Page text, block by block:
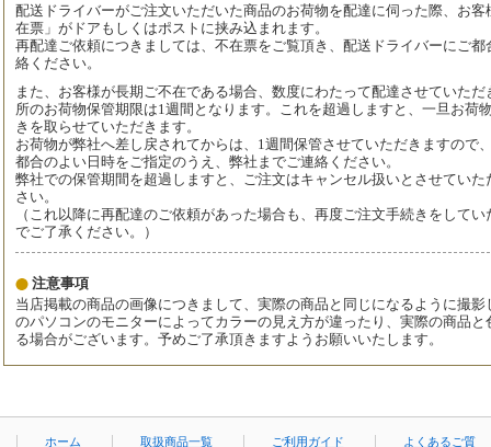
配送ドライバーがご注文いただいた商品のお荷物を配達に伺った際、お
在票」がドアもしくはポストに挟み込まれます。
再配達ご依頼につきましては、不在票をご覧頂き、配送ドライバーにご
絡ください。
また、お客様が長期ご不在である場合、数度にわたって配達させていた
所のお荷物保管期限は1週間となります。これを超過しますと、一旦お荷
きを取らせていただきます。
お荷物が弊社へ差し戻されてからは、1週間保管させていただきますので
都合のよい日時をご指定のうえ、弊社までご連絡ください。
弊社での保管期間を超過しますと、ご注文はキャンセル扱いとさせてい
さい。
（これ以降に再配達のご依頼があった場合も、再度ご注文手続きをして
でご了承ください。）
注意事項
当店掲載の商品の画像につきまして、実際の商品と同じになるように撮
のパソコンのモニターによってカラーの見え方が違ったり、実際の商品
る場合がございます。予めご了承頂きますようお願いいたします。
ホーム 取扱商品一覧 ご利用ガイド
よくあるご質